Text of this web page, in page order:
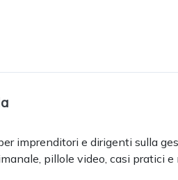
imprenditori e dirigenti sulla
pillole video, casi pratici